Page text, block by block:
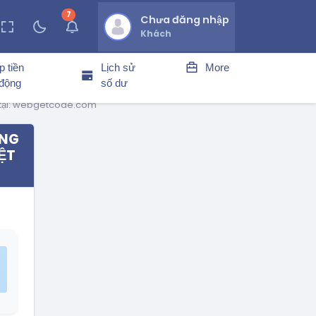
7thông báo chưa đọcChưa đăng nhập
Khách
tiền
Lịch sử
số dư
More
tại: webgetcode.com